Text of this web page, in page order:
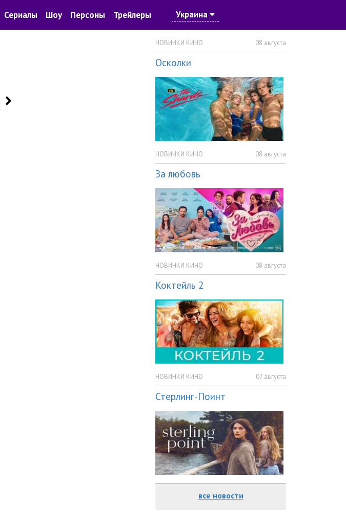
Сериалы Шоу Персоны Трейлеры Украина
НОВИНКИ КИНО 08 августа
Осколки
НОВИНКИ КИНО 08 августа
За любовь
НОВИНКИ КИНО 08 августа
Коктейль 2
НОВИНКИ КИНО 07 августа
Стерлинг-Поинт
все новости